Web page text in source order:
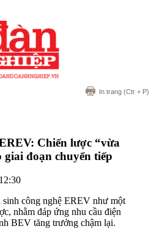
In trang (Ctr + P)
Chiến lược “vừa
giai đoạn chuyển tiếp
công nghệ EREV như một
nhằm đáp ứng nhu cầu điện
BEV tăng trưởng chậm lại.